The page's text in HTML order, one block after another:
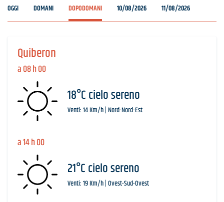
OGGI DOMANI DOPODOMANI 10/08/2026 11/08/2026
Quiberon
a 08 h 00
18°C cielo sereno
Venti: 14 Km/h | Nord-Nord-Est
a 14 h 00
21°C cielo sereno
Venti: 19 Km/h | Ovest-Sud-Ovest